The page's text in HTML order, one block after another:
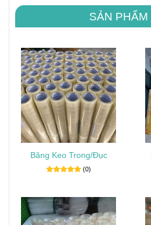
SẢN PHẨM
Băng Keo Trong/Đục
(0)